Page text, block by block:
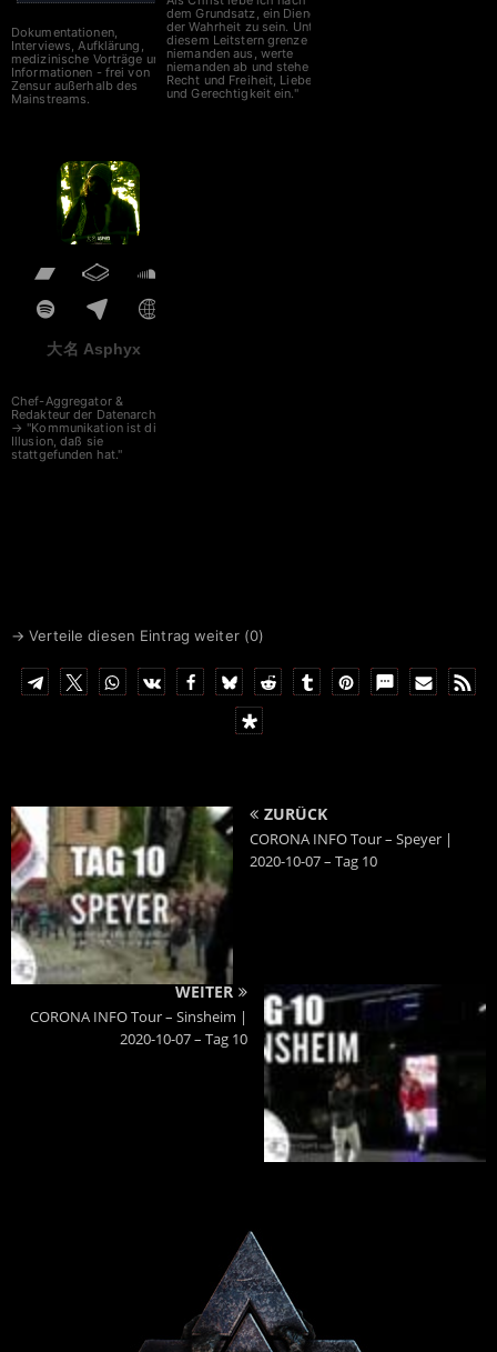
Dokumentationen,
Interviews, Aufklärung,
medizinische Vorträge und
Informationen - frei von
Zensur außerhalb des
Mainstreams.
dem Grundsatz, ein Diener
der Wahrheit zu sein. Unter
diesem Leitstern grenze ich
niemanden aus, werte
niemanden ab und stehe für
Recht und Freiheit, Liebe
und Gerechtigkeit ein."
大名 Asphyx
Chef-Aggregator &
Redakteur der Datenarche
→ "Kommunikation ist die
Illusion, daß sie
stattgefunden hat."
→ Verteile diesen Eintrag weiter (0)
ZURÜCK
CORONA INFO Tour – Speyer |
2020-10-07 – Tag 10
WEITER
CORONA INFO Tour – Sinsheim |
2020-10-07 – Tag 10